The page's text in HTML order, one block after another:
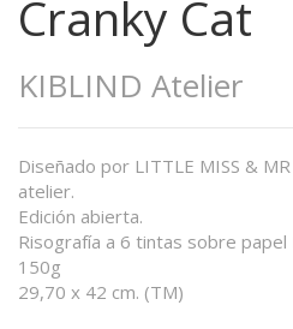
Cranky Cat
KIBLIND Atelier
Diseñado por LITTLE MISS &
atelier.
Edición abierta.
Risografía a 6 tintas sobre
150g
29,70 x 42 cm. (TM)